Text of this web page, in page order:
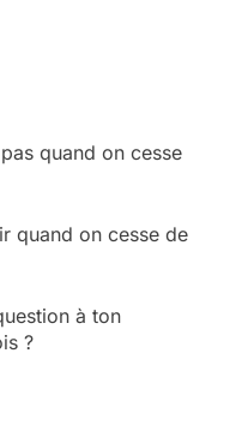
quand on cesse
quand on cesse de
à ton
?